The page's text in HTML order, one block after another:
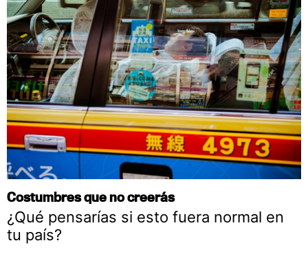
Costumbres que no creerás
¿Qué pensarías si esto fuera normal en
tu país?